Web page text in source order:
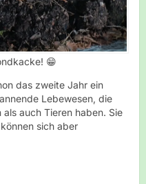
😁
das zweite Jahr ein
Lebewesen, die
auch Tieren haben. Sie
sich aber